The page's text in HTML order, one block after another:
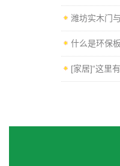
潍坊实木门
什么是环保
[家居]“这里